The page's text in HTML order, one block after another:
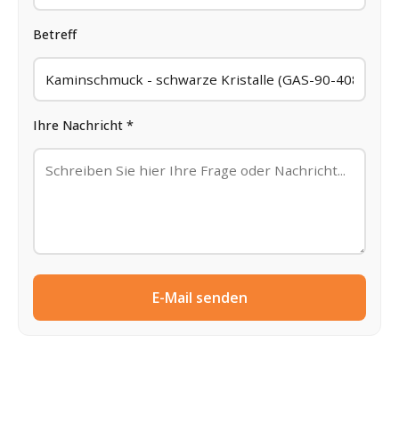
Betreff
Ihre Nachricht *
E-Mail senden